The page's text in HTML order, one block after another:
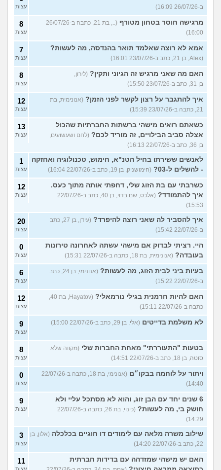
ב-26/07/26 16:09)
עצות
מרגישה חוסר בטחון מטורף
(.., בת 21, כתבה ב-26/07/26
16:00)
8
עצות
אמא לא רוצה שאלמד תואר בהנדסה, מה לעשות?
(Alex, בן 21, כתב ב-23/07/26 16:01)
7
עצות
האם מה שאני מרגיש זה הגיוני ותקין? (לירון,
בן 31, כתב ב-23/07/26 15:50)
8
עצות
איך להתגבר על רצון לקשר לפני הזמן? (אנונימית, בת
21, כתבה ב-23/07/26 15:39)
12
עצות
כשאתם רואים מישהי ברשתות החברתיות שהכול
אצלה סביב הבילויים, זה מוריד לכם? (לחם ושעשועים,
בן 36, כתב ב-22/07/26 16:13)
13
עצות
לאנשים ששירתו בחיל הטנ"א, חימוש, טכנולוגיה ואחזקה
- להשלים ל-03?
(חימושניק, בן 19, כתב ב-22/07/26 16:04)
1
עצות
כשרבתי עם בת הזוג שלי, דחפתי אותה מתוך כעס.
איך להתמודד?
(אלכס, שם בדוי, בן 40, כתב ב-22/07/26
15:53)
12
עצות
איך להסביר לה שאני רוצה להיפרד?
(עידן, בן 27, כתב
ב-22/07/26 15:42)
20
עצות
היי. רציתי לבדוק אם מישהי עשתה לאחרונה טירונות
בעובדה? (אנונימית, בת 18, כתבה ב-22/07/26 15:31)
0
עצות
בעיות ביני לבית הזוג, מה לעשות?
(אנונימי, בן 24, כתב
ב-22/07/26 15:22)
6
עצות
האם להיות חרמנית בגילי נורמאלי?
כתבה ב-22/07/26 15:11)
12
עצות
לא משלמת בדייטים (אלי, בן 29, כתב ב-22/07/26 15:00) 9
עצות
בטעות "התעוררתי" מאחת החברות שלי (מקווה שלא
סוטה, בן 18, כתב ב-22/07/26 14:51)
8
עצות
ויתור על לוחמה בבקו״ם
(אנונימי, בת 18, כתבה ב-22/07/26
14:40)
0
עצות
6 שנים יחד עם הבן זוג, והוא לא מסתכל עליי ולא
חושק בי, מה לעשות?
(כינוי, בת 26, כתבה ב-22/07/26
14:29)
9
עצות
שילוב משרה מלאה עם לימודים דו חוגיים בכלכלה (אלון, בן
22, כתב ב-22/07/26 14:20)
3
עצות
האם יש מישהי שמזדהה עם בדידות חברתית
11
עצות